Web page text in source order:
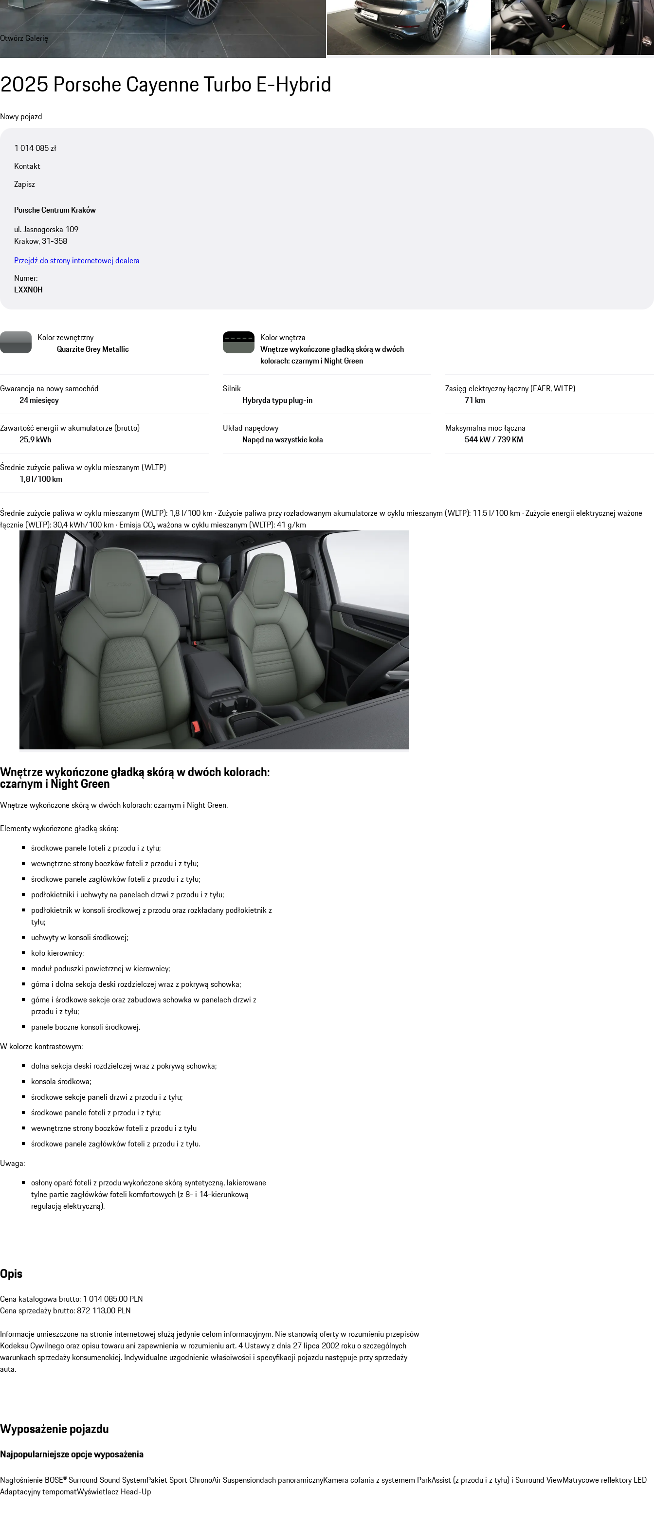
Otwórz Galerię
2025 Porsche Cayenne Turbo E-Hybrid
Nowy pojazd
1 014 085 zł
Kontakt
Zapisz
Porsche Centrum Kraków
ul. Jasnogorska 109
Krakow, 31-358
Przejdź do strony internetowej dealera
Numer:
LXXN0H
Kolor zewnętrzny
Quarzite Grey Metallic
Kolor wnętrza
Wnętrze wykończone gładką skórą w dwóch
kolorach: czarnym i Night Green
Gwarancja na nowy samochód
24 miesięcy
Silnik
Hybryda typu plug-in
Zasięg elektryczny łączny (EAER, WLTP)
71 km
Zawartość energii w akumulatorze (brutto)
25,9 kWh
Układ napędowy
Napęd na wszystkie koła
Maksymalna moc łączna
544 kW / 739 KM
Średnie zużycie paliwa w cyklu mieszanym (WLTP)
1,8 l/100 km
Średnie zużycie paliwa w cyklu mieszanym (WLTP): 1,8 l/100 km · Zużycie paliwa przy rozładowanym akumulatorze w cyklu mieszanym (WLTP): 11,5 l/100 km · Zużycie energii elektrycznej ważone
łącznie (WLTP): 30,4 kWh/100 km · Emisja CO₂ ważona w cyklu mieszanym (WLTP): 41 g/km
Wnętrze wykończone gładką skórą w dwóch kolorach:
czarnym i Night Green
Wnętrze wykończone skórą w dwóch kolorach: czarnym i Night Green.
Elementy wykończone gładką skórą:
środkowe panele foteli z przodu i z tyłu;
wewnętrzne strony boczków foteli z przodu i z tyłu;
środkowe panele zagłówków foteli z przodu i z tyłu;
podłokietniki i uchwyty na panelach drzwi z przodu i z tyłu;
podłokietnik w konsoli środkowej z przodu oraz rozkładany podłokietnik z
tyłu;
uchwyty w konsoli środkowej;
koło kierownicy;
moduł poduszki powietrznej w kierownicy;
górna i dolna sekcja deski rozdzielczej wraz z pokrywą schowka;
górne i środkowe sekcje oraz zabudowa schowka w panelach drzwi z
przodu i z tyłu;
panele boczne konsoli środkowej.
W kolorze kontrastowym:
dolna sekcja deski rozdzielczej wraz z pokrywą schowka;
konsola środkowa;
środkowe sekcje paneli drzwi z przodu i z tyłu;
środkowe panele foteli z przodu i z tyłu;
wewnętrzne strony boczków foteli z przodu i z tyłu
środkowe panele zagłówków foteli z przodu i z tyłu.
Uwaga:
osłony oparć foteli z przodu wykończone skórą syntetyczną, lakierowane
tylne partie zagłówków foteli komfortowych (z 8- i 14-kierunkową
regulacją elektryczną).
Opis
Cena katalogowa brutto: 1 014 085,00 PLN
Cena sprzedaży brutto: 872 113,00 PLN
Informacje umieszczone na stronie internetowej służą jedynie celom informacyjnym. Nie stanowią oferty w rozumieniu przepisów
Kodeksu Cywilnego oraz opisu towaru ani zapewnienia w rozumieniu art. 4 Ustawy z dnia 27 lipca 2002 roku o szczególnych
warunkach sprzedaży konsumenckiej. Indywidualne uzgodnienie właściwości i specyfikacji pojazdu następuje przy sprzedaży
auta.
Wyposażenie pojazdu
Najpopularniejsze opcje wyposażenia
Nagłośnienie BOSE® Surround Sound SystemPakiet Sport ChronoAir Suspensiondach panoramicznyKamera cofania z systemem ParkAssist (z przodu i z tyłu) i Surround ViewMatrycowe reflektory LED
Adaptacyjny tempomatWyświetlacz Head-Up